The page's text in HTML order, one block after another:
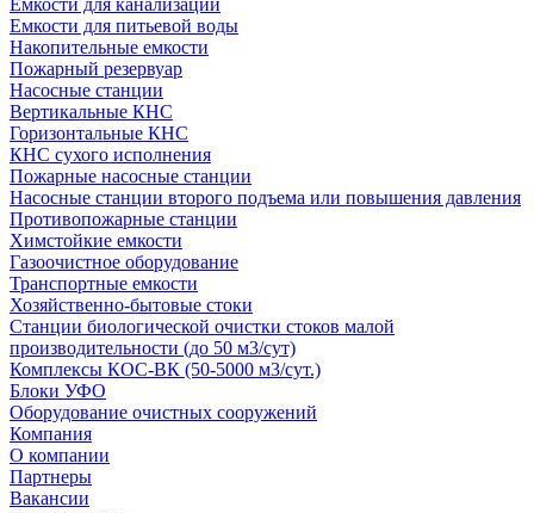
Емкости для канализации
Емкости для питьевой воды
Накопительные емкости
Пожарный резервуар
Насосные станции
Вертикальные КНС
Горизонтальные КНС
КНС сухого исполнения
Пожарные насосные станции
Насосные cтанции второго подъема или повышения давления
Противопожарные станции
Химстойкие емкости
Газоочистное оборудование
Транспортные емкости
Хозяйственно-бытовые стоки
Станции биологической очистки стоков малой
производительности (до 50 м3/сут)
Комплексы КОС-ВК (50-5000 м3/сут.)
Блоки УФО
Оборудование очистных сооружений
Компания
О компании
Партнеры
Вакансии